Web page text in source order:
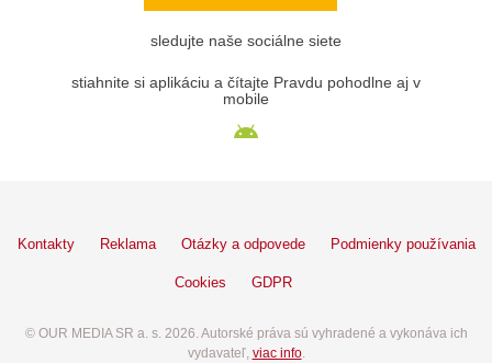
sledujte naše sociálne siete
stiahnite si aplikáciu a čítajte Pravdu pohodlne aj v
mobile
Kontakty Reklama Otázky a odpovede Podmienky používania
Cookies GDPR
© OUR MEDIA SR a. s. 2026. Autorské práva sú vyhradené a vykonáva ich
vydavateľ, viac info.